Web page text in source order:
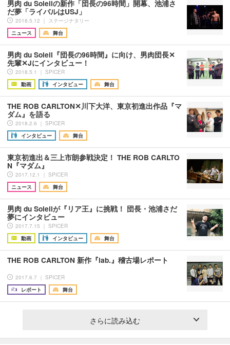
男肉 du Soleilの新作「団長の96時間」開幕、池浦さ
だ夢「ライバルはUSJ」
2018.5.12 ｜ ステージナタリー
ニュース
舞台
男肉 du Soleil『団長の96時間』に向け、男肉団長✕
先輩✕Jにインタビュー！
2018.5.1 ｜ SPICER
動画
インタビュー 舞台
THE ROB CARLTON✕川下大洋、東京初進出作品『マ
ダム』を語る
2018.2.6 ｜ SPICER
インタビュー
舞台
東京初進出＆三上市朗参戦決定！ THE ROB CARLTO
N『マダム』
2017.12.1 ｜ SPICER
ニュース
舞台
男肉 du Soleilが『リア王』に挑戦！ 団長・池浦さだ
夢にインタビュー
2017.7.15 ｜ SPICER
動画
インタビュー 舞台
THE ROB CARLTON 新作『lab.』稽古場レポート
2017.6.7 ｜ SPICER
レポート
舞台
さらに読み込む